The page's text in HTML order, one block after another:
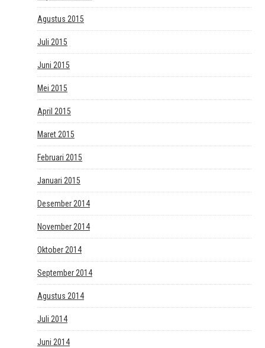
Agustus 2015
Juli 2015
Juni 2015
Mei 2015
April 2015
Maret 2015
Februari 2015
Januari 2015
Desember 2014
November 2014
Oktober 2014
September 2014
Agustus 2014
Juli 2014
Juni 2014